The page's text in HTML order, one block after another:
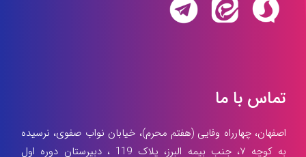
تماس با ما
اصفهان، چهارراه وفایی (هفتم محرم)، خیابان نواب صفوی، نرسیده
به کوچه ۷، جنب بیمه البرز، پلاک 119 ، دبیرستان دوره اول